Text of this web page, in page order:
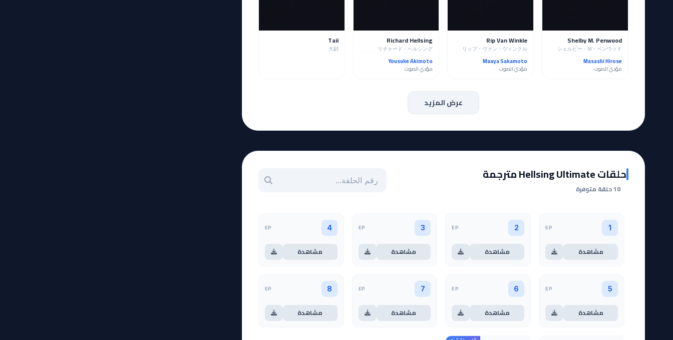
Shelby M. Penwood
シェルビー・M・ペンウッド
Masashi Hirose
مؤدي الصوت
Rip Van Winkle
リップ・ヴァン・ウィンクル
Maaya Sakamoto
مؤدي الصوت
Richard Hellsing
リチャード・ヘルシング
Yousuke Akimoto
مؤدي الصوت
Taii
大尉
عرض المزيد
حلقات Hellsing Ultimate مترجمة
10 حلقة متوفرة
بحث عن حلقة بالرقم
1
EP
مشاهدة
2
EP
مشاهدة
3
EP
مشاهدة
4
EP
مشاهدة
5
EP
مشاهدة
6
EP
مشاهدة
7
EP
مشاهدة
8
EP
مشاهدة